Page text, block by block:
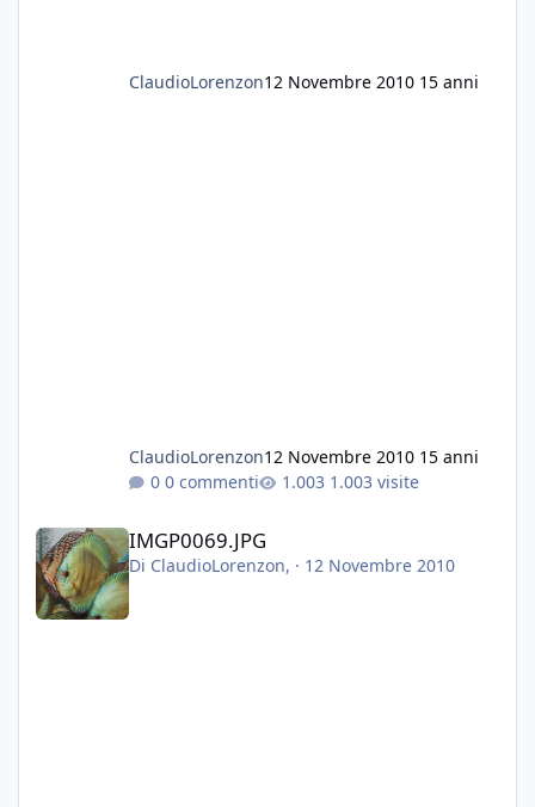
Fabio
ClaudioLorenzon12 Novembre 2010 15 anni
ClaudioLorenzon12 Novembre 2010 15 anni
0 commenti
1.003 visite
IMGP0069.JPG
IMGP0069.JPG
Di ClaudioLorenzon, · 12 Novembre 2010